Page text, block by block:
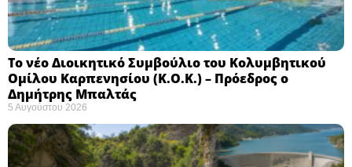
Το νέο Διοικητικό Συμβούλιο του Κολυμβητικού
Ομίλου Καρπενησίου (Κ.Ο.Κ.) – Πρόεδρος ο
Δημήτρης Μπαλτάς
5 Αυγούστου 2026